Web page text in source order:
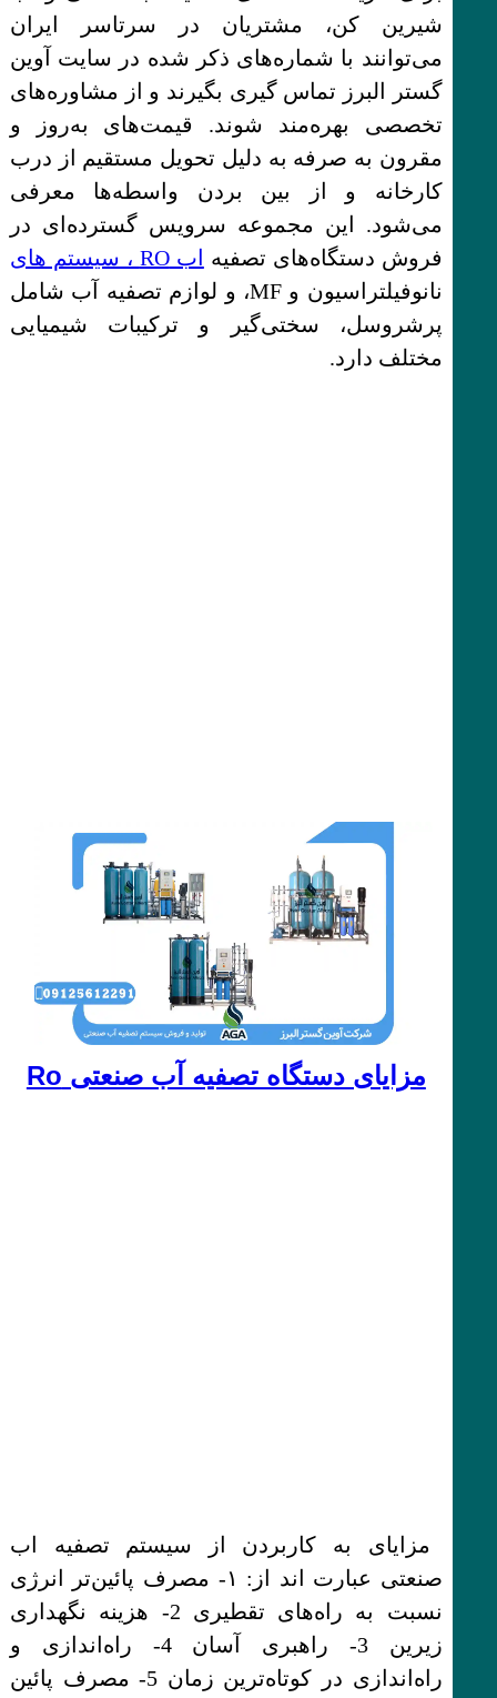
شیرین کن، مشتریان در سرتاسر ایران
می‌توانند با شماره‌های ذکر شده در سایت آوین
گستر البرز تماس‌ گیری بگیرند و از مشاوره‌های
تخصصی بهره‌مند شوند. قیمت‌های به‌روز و
مقرون به صرفه به دلیل تحویل مستقیم از درب
کارخانه و از بین بردن واسطه‌ها معرفی
می‌شود. این مجموعه سرویس گسترده‌ای در
فروش دستگاه‌های تصفیه
اب RO ، سیستم های
نانوفیلتراسیون و MF، و لوازم تصفیه آب شامل
پرشروسل، سختی‌گیر و ترکیبات شیمیایی
مختلف دارد.
مزایای دستگاه تصفیه آب صنعتی Ro
مزایای به کاربردن از سیستم تصفیه اب
صنعتی عبارت اند از: ۱- مصرف پائین‌تر انرژی
نسبت به راه‌های تقطیری 2- هزینه نگهداری
زیرین 3- راهبری آسان 4- راه‌اندازی و
راه‌اندازی در کوتاه‌ترین زمان 5- مصرف پائین